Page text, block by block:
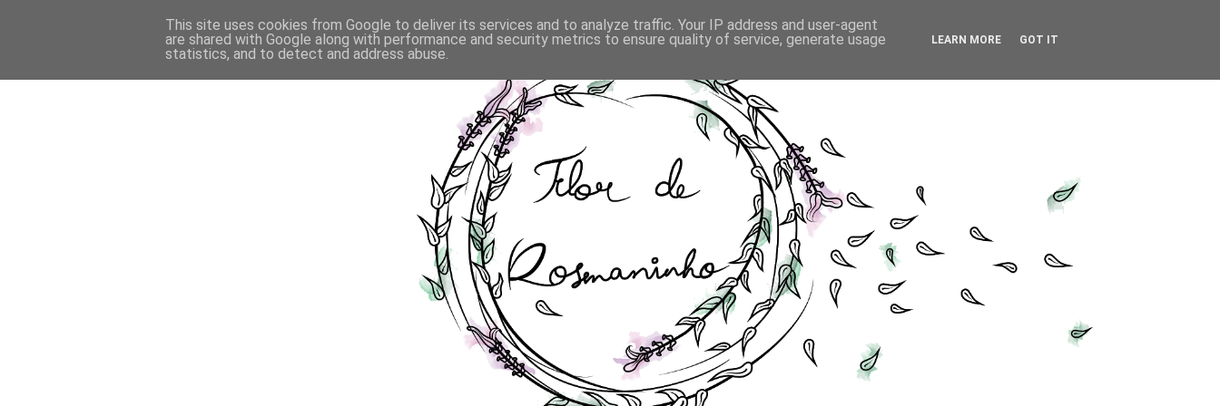
This site uses cookies from Google to deliver its services and to analyze traffic. Your IP address and user-agent
are shared with Google along with performance and security metrics to ensure quality of service, generate usage
statistics, and to detect and address abuse.
LEARN MORE GOT IT